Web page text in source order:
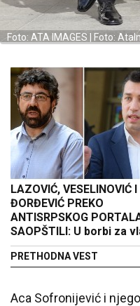
Foto: ATA IMAGES | Foto:
LAZOVIĆ, VESELINOVIĆ I
ĐORĐEVIĆ PREKO
ANTISRPSKOG
SAOPŠTILI: U borbi za
na ulici legitimno je
kamenovati političke
PRETHODNA VEST
Aca Sofronijević i